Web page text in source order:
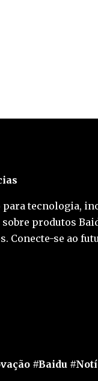
tecnologia,
produtos
Conecte-se ao
#Baidu